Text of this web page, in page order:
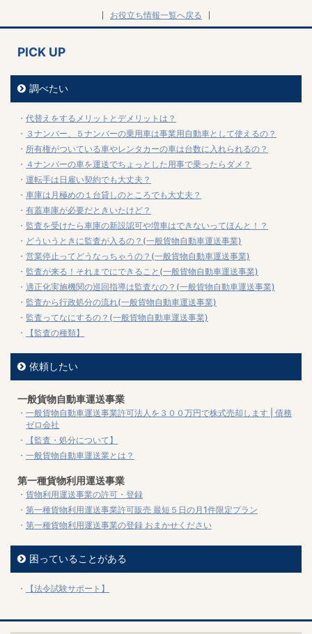
お役立ち情報一覧へ戻る
PICK UP
調べたい
代替えをするメリットとデメリットは？
３ナンバー、５ナンバーの乗用車は事業用自動車として使えるの？
所有権がついている車やレンタカーの車は台数に入れられるの？
４ナンバーの車を運送でちょっとした用事で乗ったらダメ？
運転手は日雇い契約でも大丈夫？
車庫は月極めの１台貸しのところでも大丈夫？
有蓋車庫が必要だときいたけど？
監査を受けたら車庫の新設認可や増車はできないってほんと！？
どういうときに監査が入るの？(一般貨物自動車運送事業)
営業停止ってどうなっちゃうの？(一般貨物自動車運送事業)
監査が来る！それまでにできること(一般貨物自動車運送事業)
適正化実施機関の巡回指導は監査なの？(一般貨物自動車運送事業)
監査から行政処分の流れ(一般貨物自動車運送事業)
監査ってなにするの？(一般貨物自動車運送事業)
【監査の種類】
依頼したい
一般貨物自動車運送事業
一般貨物自動車運送事業許可法人を３００万円で株式売却します | 債務
ゼロ会社
【監査・処分について】
一般貨物自動車運送業とは？
第一種貨物利用運送事業
貨物利用運送事業の許可・登録
第一種貨物利用運送事業許可販売 最短５日の月1件限定プラン
第一種貨物利用運送事業の登録 おまかせください
困っていることがある
【法令試験サポート】